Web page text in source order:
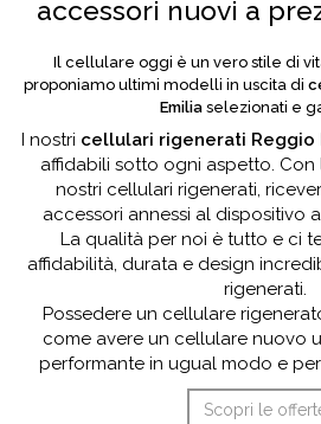
accessori nuovi a
Il cellulare oggi è un vero stile di
proponiamo ultimi modelli in uscita di
Emilia selezionati e
I nostri cellulari rigenerati Reggio
affidabili sotto ogni aspetto.
nostri cellulari rigenerati,
accessori annessi al dispositivo
La qualità per noi è tutto e ci
affidabilità, durata e design
rigenerati.
Possedere un cellulare
come avere un cellulare nuovo
performante in ugual modo e
Scopri le